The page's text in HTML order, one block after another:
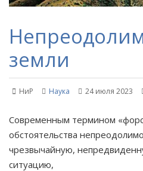
земли
НиР Наука 24 июля 2023
Современным термином
обстоятельства
чрезвычайную,
ситуацию,